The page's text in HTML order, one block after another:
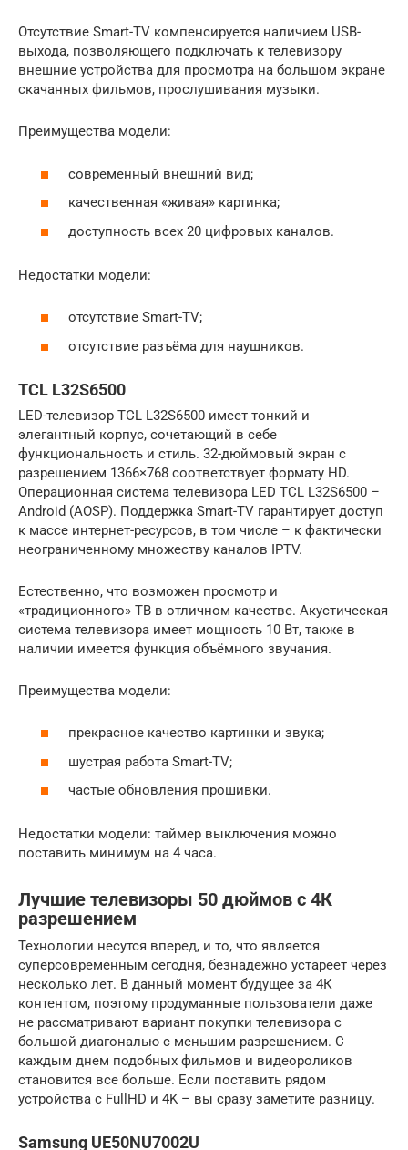
Отсутствие Smart-TV компенсируется наличием USB-
выхода, позволяющего подключать к телевизору
внешние устройства для просмотра на большом экране
скачанных фильмов, прослушивания музыки.
Преимущества модели:
современный внешний вид;
качественная «живая» картинка;
доступность всех 20 цифровых каналов.
Недостатки модели:
отсутствие Smart-TV;
отсутствие разъёма для наушников.
TCL L32S6500
LED-телевизор TCL L32S6500 имеет тонкий и
элегантный корпус, сочетающий в себе
функциональность и стиль. 32-дюймовый экран с
разрешением 1366×768 соответствует формату HD.
Операционная система телевизора LED TCL L32S6500 –
Android (AOSP). Поддержка Smart-TV гарантирует доступ
к массе интернет-ресурсов, в том числе – к фактически
неограниченному множеству каналов IPTV.
Естественно, что возможен просмотр и
«традиционного» ТВ в отличном качестве. Акустическая
система телевизора имеет мощность 10 Вт, также в
наличии имеется функция объёмного звучания.
Преимущества модели:
прекрасное качество картинки и звука;
шустрая работа Smart-TV;
частые обновления прошивки.
Недостатки модели: таймер выключения можно
поставить минимум на 4 часа.
Лучшие телевизоры 50 дюймов с 4К
разрешением
Технологии несутся вперед, и то, что является
суперсовременным сегодня, безнадежно устареет через
несколько лет. В данный момент будущее за 4К
контентом, поэтому продуманные пользователи даже
не рассматривают вариант покупки телевизора с
большой диагональю с меньшим разрешением. С
каждым днем подобных фильмов и видеороликов
становится все больше. Если поставить рядом
устройства с FullHD и 4K – вы сразу заметите разницу.
Samsung UE50NU7002U